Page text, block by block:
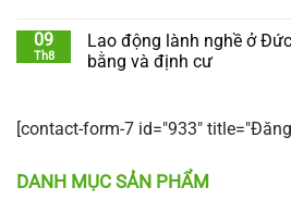
09
Th8
Lao động lành nghề ở
bằng và định cư
[contact-form-7 id="933"
DANH MỤC SẢN PHẨM